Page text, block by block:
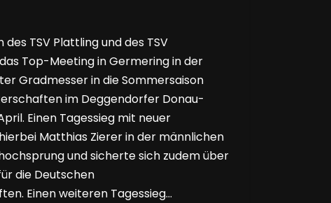
TSV Plattling und des TSV
Top-Meeting in Germering in der
Gradmesser in die Sommersaison
im Deggendorfer Donau-
Einen Tagessieg mit neuer
Matthias Zierer in der männlichen
und sicherte sich zudem über
die Deutschen
Einen weiteren Tagessieg…